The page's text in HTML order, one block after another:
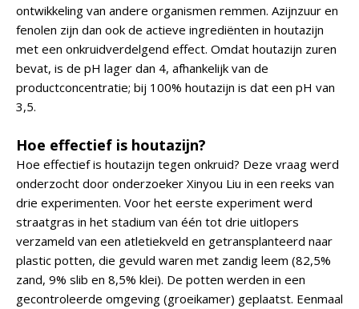
ontwikkeling van andere organismen remmen. Azijnzuur en
fenolen zijn dan ook de actieve ingrediënten in houtazijn
met een onkruidverdelgend effect. Omdat houtazijn zuren
bevat, is de pH lager dan 4, afhankelijk van de
productconcentratie; bij 100% houtazijn is dat een pH van
3,5.
Hoe effectief is houtazijn?
Hoe effectief is houtazijn tegen onkruid? Deze vraag werd
onderzocht door onderzoeker Xinyou Liu in een reeks van
drie experimenten. Voor het eerste experiment werd
straatgras in het stadium van één tot drie uitlopers
verzameld van een atletiekveld en getransplanteerd naar
plastic potten, die gevuld waren met zandig leem (82,5%
zand, 9% slib en 8,5% klei). De potten werden in een
gecontroleerde omgeving (groeikamer) geplaatst. Eenmaal